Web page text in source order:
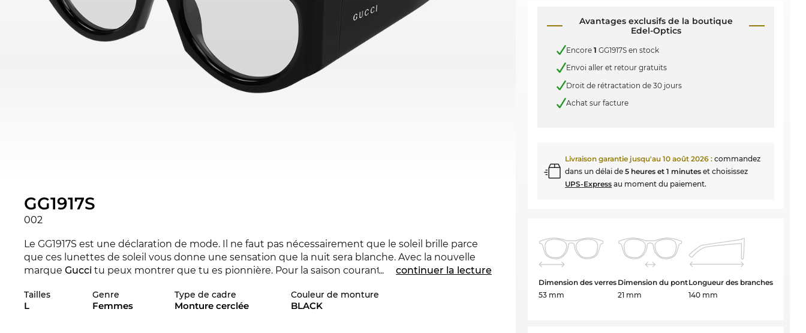
GG1917S
002
Le GG1917S est une déclaration de mode. Il ne faut pas nécessairement que le soleil brille parce
que ces lunettes de soleil vous donne une sensation que la nuit sera blanche. Avec la nouvelle
marque Gucci tu peux montrer que tu es pionnière. Pour la saison courant la marque se
Les lignes expressives sont synonymes pour l'approche classique du modèle. Les lunettes sont
... continuer la lecture
Tailles
L
Genre
Femmes
Type de cadre
Monture cerclée
Couleur de monture
BLACK
Avantages exclusifs de la boutique
Edel-Optics
Encore1 GG1917S en stock
Envoi aller et retour gratuits
Droit de rétractation de 30 jours
Achat sur facture
Livraison garantie jusqu'au10 août 2026 : commandez
dans un délai de5 heures et 1 minutes et choisissez
UPS-Express au moment du paiement.
Dimension des verres
53 mm
Dimension du pont
21 mm
Longueur des branches
140 mm